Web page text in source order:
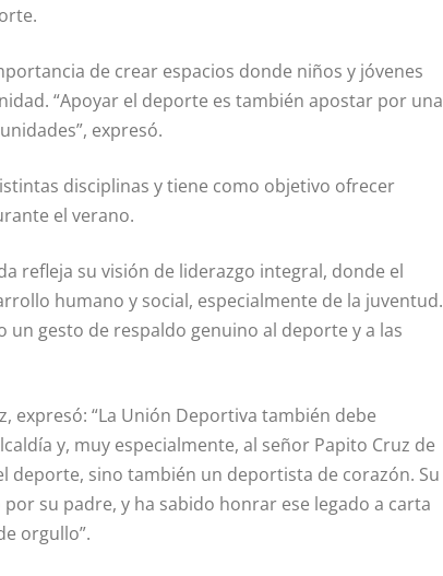
de crear espacios donde niños y jóvenes
“Apoyar el deporte es también apostar por una
expresó.
disciplinas y tiene como objetivo ofrecer
el verano.
refleja su visión de liderazgo integral, donde el
humano y social, especialmente de la juventud.
gesto de respaldo genuino al deporte y a las
expresó: “La Unión Deportiva también debe
y, muy especialmente, al señor Papito Cruz de
sino también un deportista de corazón. Su
su padre, y ha sabido honrar ese legado a carta
orgullo”.